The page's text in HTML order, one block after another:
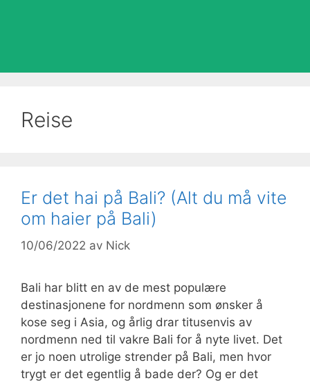
Reise
Er det hai på Bali? (Alt du må vite
om haier på Bali)
10/06/2022 av Nick
Bali har blitt en av de mest populære
destinasjonene for nordmenn som ønsker å
kose seg i Asia, og årlig drar titusenvis av
nordmenn ned til vakre Bali for å nyte livet. Det
er jo noen utrolige strender på Bali, men hvor
trygt er det egentlig å bade der? Og er det